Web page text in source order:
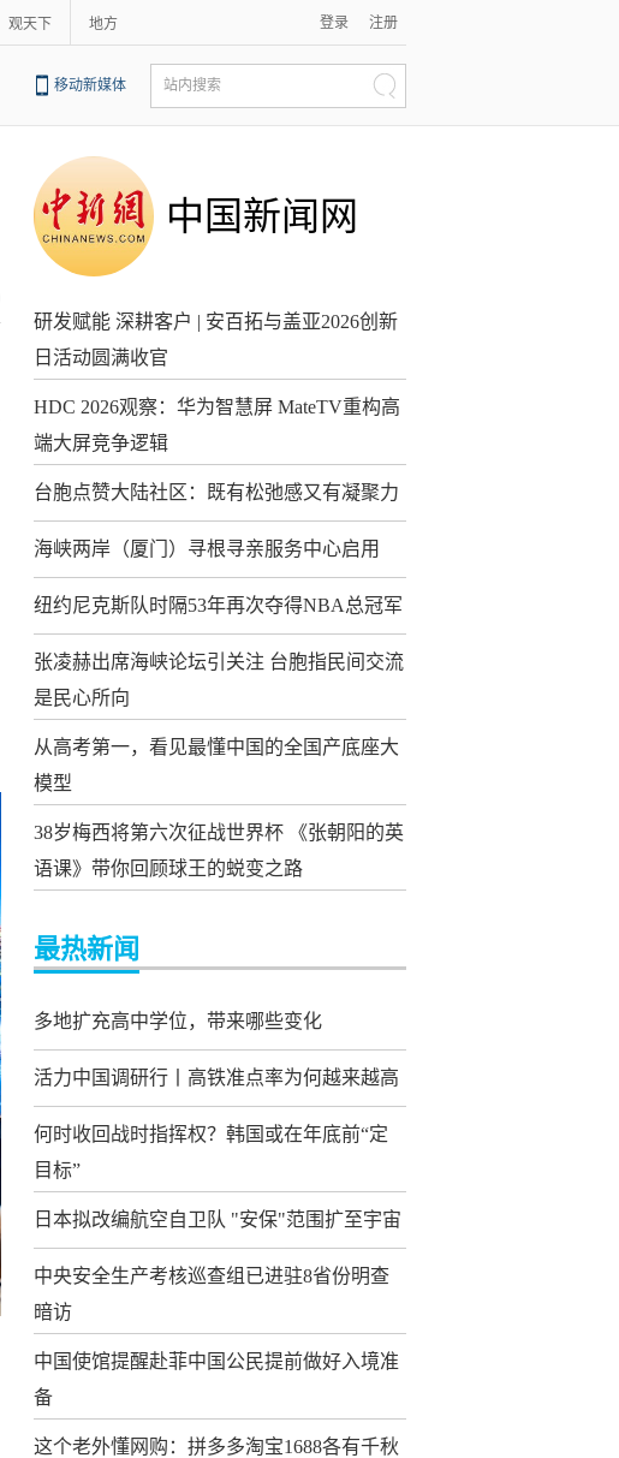
观天下 地方 登录 注册
移动新媒体 站内搜索
中国新闻网
研发赋能 深耕客户 | 安百拓与盖亚2026创新
日活动圆满收官
HDC 2026观察：华为智慧屏 MateTV重构高
端大屏竞争逻辑
台胞点赞大陆社区：既有松弛感又有凝聚力
海峡两岸（厦门）寻根寻亲服务中心启用
纽约尼克斯队时隔53年再次夺得NBA总冠军
张凌赫出席海峡论坛引关注 台胞指民间交流
是民心所向
从高考第一，看见最懂中国的全国产底座大
模型
38岁梅西将第六次征战世界杯 《张朝阳的英
语课》带你回顾球王的蜕变之路
最热新闻
多地扩充高中学位，带来哪些变化
活力中国调研行丨高铁准点率为何越来越高
何时收回战时指挥权？韩国或在年底前“定
目标”
日本拟改编航空自卫队 "安保"范围扩至宇宙
中央安全生产考核巡查组已进驻8省份明查
暗访
中国使馆提醒赴菲中国公民提前做好入境准
备
这个老外懂网购：拼多多淘宝1688各有千秋